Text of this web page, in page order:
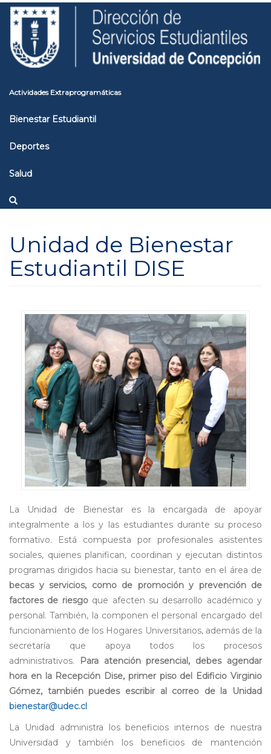
Pasar
contenido
principal
Toggle
high
contrast
Actividades Extraprogramáticas
Bienestar Estudiantil
Deportes
Salud
Unidad de Bienestar
Estudiantil DISE
La Unidad de Bienestar es la encargada de apoyar
integralmente a los y las estudiantes durante su proceso
formativo. Está compuesta por profesionales asistentes
sociales, quienes planifican, coordinan y ejecutan distintos
programas dirigidos hacia su bienestar, tanto en el área de
becas y servicios, como de promoción y prevención de
factores de riesgoque afecten su desarrollo académico y
personal. También, la componen el personal encargado del
funcionamiento de los Hogares Universitarios, además de la
secretaría que apoya todos los procesos
administrativos.
Para atención presencial, debes agendar
hora en la Recepción Dise, primer piso del Edificio Virginio
Gómez, también puedes escribir al correo de la Unidad
bienestar@udec.cl
La Unidad administra los beneficios internos de nuestra
Universidad y también los beneficios de mantención